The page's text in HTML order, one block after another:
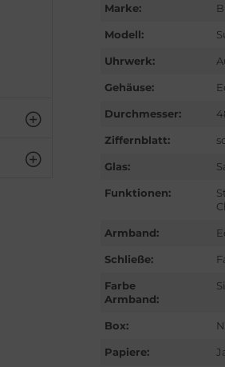
Marke:
Modell:
Uhrwerk:
Gehäuse:
Durchmesser:
Ziffernblatt:
Glas:
Funktionen:
Armband:
Schließe:
Farbe
Armband:
Box:
Papiere: